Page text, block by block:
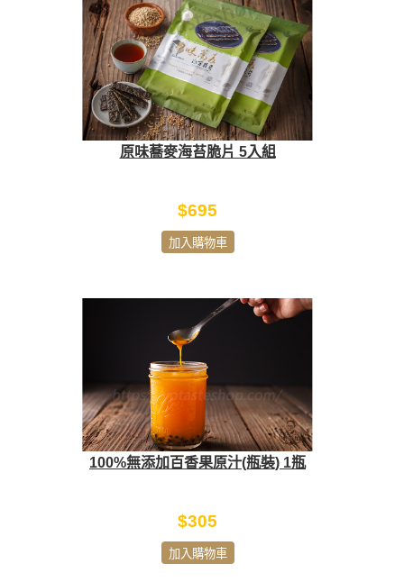
原味蕎麥海苔脆片 5入組
$695
加入購物車
100%無添加百香果原汁(瓶裝) 1瓶
$305
加入購物車